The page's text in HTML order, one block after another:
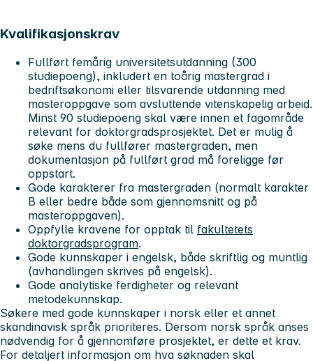
Kvalifikasjonskrav
Fullført femårig universitetsutdanning (300
studiepoeng), inkludert en toårig mastergrad i
bedriftsøkonomi eller tilsvarende utdanning med
masteroppgave som avsluttende vitenskapelig arbeid.
Minst 90 studiepoeng skal være innen et fagområde
relevant for doktorgradsprosjektet. Det er mulig å
søke mens du fullfører mastergraden, men
dokumentasjon på fullført grad må foreligge før
oppstart.
Gode karakterer fra mastergraden (normalt karakter
B eller bedre både som gjennomsnitt og på
masteroppgaven).
Oppfylle kravene for opptak til fakultetets
doktorgradsprogram.
Gode kunnskaper i engelsk, både skriftlig og muntlig
(avhandlingen skrives på engelsk).
Gode analytiske ferdigheter og relevant
metodekunnskap.
Søkere med gode kunnskaper i norsk eller et annet
skandinavisk språk prioriteres. Dersom norsk språk anses
nødvendig for å gjennomføre prosjektet, er dette et krav.
For detaljert informasjon om hva søknaden skal